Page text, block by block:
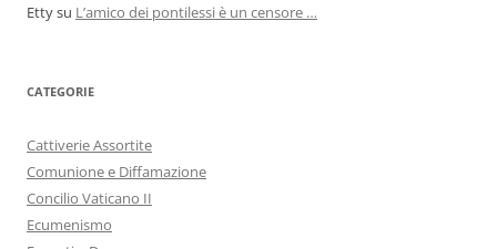
Ettysu L’amico dei pontilessi è un censore …
CATEGORIE
Cattiverie Assortite
Comunione e Diffamazione
Concilio Vaticano II
Ecumenismo